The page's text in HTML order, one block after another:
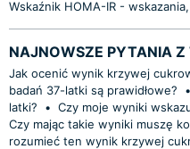
Wskaźnik HOMA-IR -
NAJNOWSZE PYTANIA Z
Jak ocenić wynik krzywej
badań 37-latki są prawidłowe?
•
latki?
• Czy moje wyniki
Czy mając takie wyniki muszę
rozumieć ten wynik krzywej